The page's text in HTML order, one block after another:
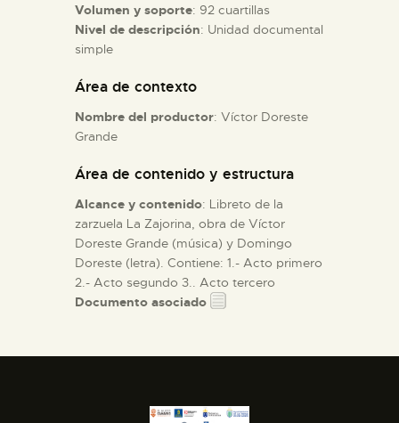
DIDÁCTICA
Volumen y soporte: 92 cuartillas
Nivel de descripción: Unidad documental
simple
Área de contexto
Nombre del productor: Víctor Doreste
Grande
Área de contenido y estructura
Alcance y contenido: Libreto de la
zarzuela La Zajorina, obra de Víctor
Doreste Grande (música) y Domingo
Doreste (letra). Contiene: 1.- Acto primero
2.- Acto segundo 3.. Acto tercero
Documento asociado